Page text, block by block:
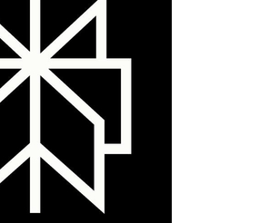
Perplexity